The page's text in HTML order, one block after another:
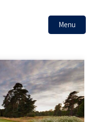
Menu